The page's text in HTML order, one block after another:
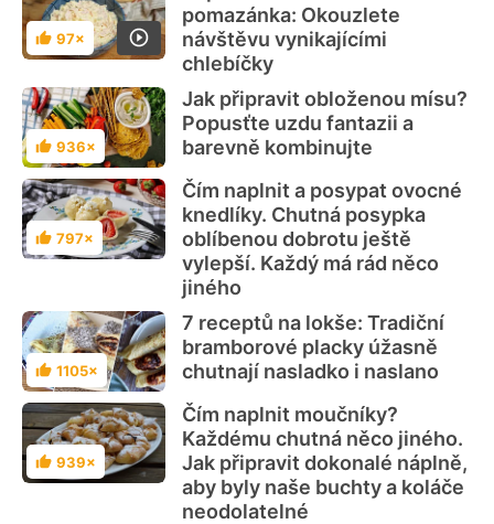
Hodnocení
97×
pomazánka: Okouzlete
návštěvu vynikajícími
chlebíčky
Hodnocení
936×
Jak připravit obloženou mísu?
Popusťte uzdu fantazii a
barevně kombinujte
Hodnocení
797×
Čím naplnit a posypat ovocné
knedlíky. Chutná posypka
oblíbenou dobrotu ještě
vylepší. Každý má rád něco
jiného
Hodnocení
1105×
7 receptů na lokše: Tradiční
bramborové placky úžasně
chutnají nasladko i naslano
Hodnocení
939×
Čím naplnit moučníky?
Každému chutná něco jiného.
Jak připravit dokonalé náplně,
aby byly naše buchty a koláče
neodolatelné